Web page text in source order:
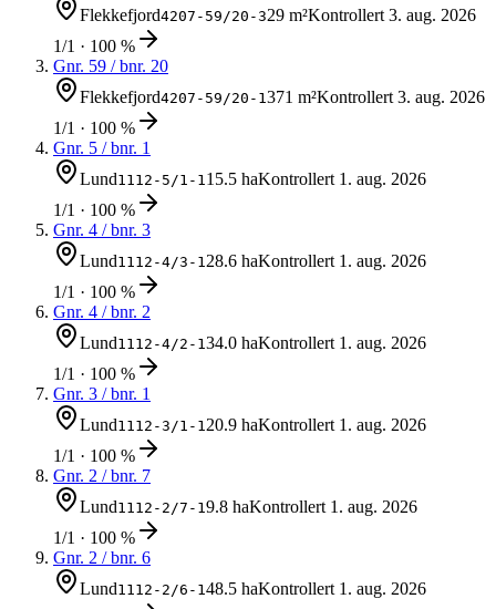
Flekkefjord4207-59/20-329 m²Kontrollert3. aug. 2026
1/1 · 100 %
Gnr. 59 / bnr. 20
Flekkefjord4207-59/20-1371 m²Kontrollert3. aug. 2026
1/1 · 100 %
Gnr. 5 / bnr. 1
Lund1112-5/1-115.5 haKontrollert 1. aug. 2026
1/1 · 100 %
Gnr. 4 / bnr. 3
Lund1112-4/3-128.6 haKontrollert 1. aug. 2026
1/1 · 100 %
Gnr. 4 / bnr. 2
Lund1112-4/2-134.0 haKontrollert 1. aug. 2026
1/1 · 100 %
Gnr. 3 / bnr. 1
Lund1112-3/1-120.9 haKontrollert 1. aug. 2026
1/1 · 100 %
Gnr. 2 / bnr. 7
Lund1112-2/7-19.8 haKontrollert 1. aug. 2026
1/1 · 100 %
Gnr. 2 / bnr. 6
Lund1112-2/6-148.5 haKontrollert 1. aug. 2026